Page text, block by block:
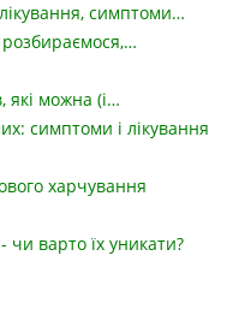
симптоми…
які можна (і…
симптоми і лікування
харчування
варто їх уникати?